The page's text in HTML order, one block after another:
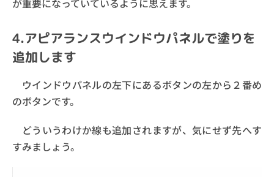
が重要になっていているように思えます。
4.アピアランスウインドウパネルで塗りを
追加します
ウインドウパネルの左下にあるボタンの左から２番め
のボタンです。
どういうわけか線も追加されますが、気にせず先へす
すみましょう。